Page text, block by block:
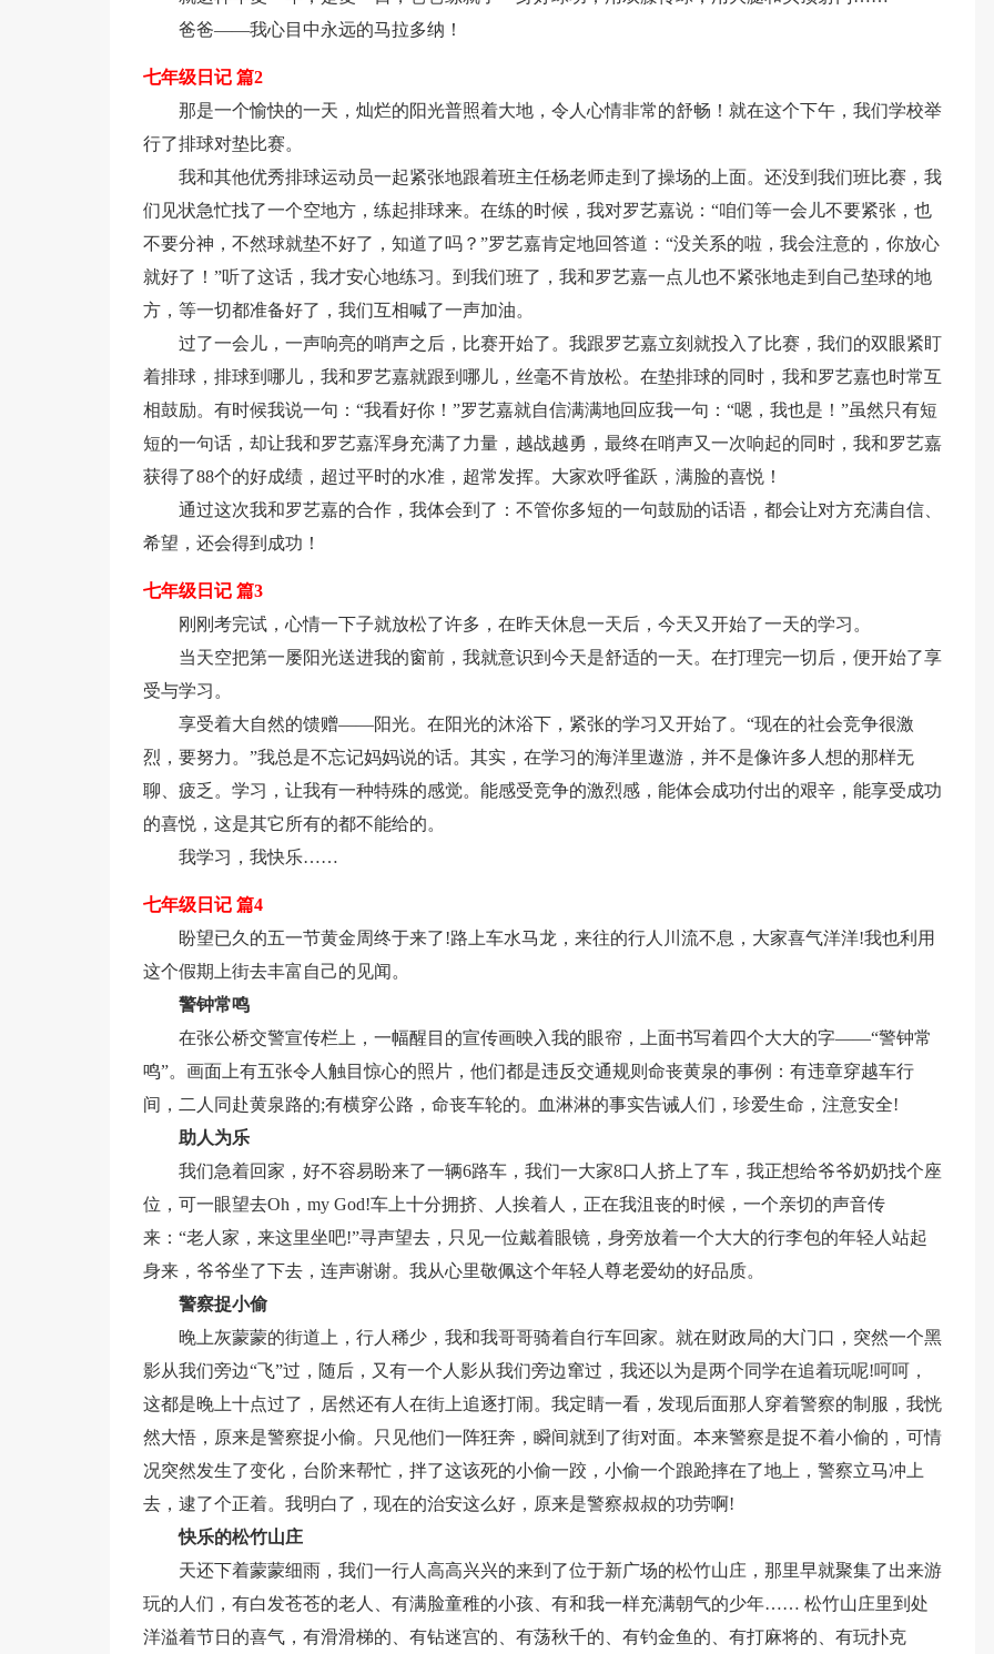
爸爸——我心目中永远的马拉多纳！
七年级日记 篇2
那是一个愉快的一天，灿烂的阳光普照着大地，令人心情非常的舒畅！就在这个下午，我们学校举
行了排球对垫比赛。
我和其他优秀排球运动员一起紧张地跟着班主任杨老师走到了操场的上面。还没到我们班比赛，我
们见状急忙找了一个空地方，练起排球来。在练的时候，我对罗艺嘉说：“咱们等一会儿不要紧张，也
不要分神，不然球就垫不好了，知道了吗？”罗艺嘉肯定地回答道：“没关系的啦，我会注意的，你放心
就好了！”听了这话，我才安心地练习。到我们班了，我和罗艺嘉一点儿也不紧张地走到自己垫球的地
方，等一切都准备好了，我们互相喊了一声加油。
过了一会儿，一声响亮的哨声之后，比赛开始了。我跟罗艺嘉立刻就投入了比赛，我们的双眼紧盯
着排球，排球到哪儿，我和罗艺嘉就跟到哪儿，丝毫不肯放松。在垫排球的同时，我和罗艺嘉也时常互
相鼓励。有时候我说一句：“我看好你！”罗艺嘉就自信满满地回应我一句：“嗯，我也是！”虽然只有短
短的一句话，却让我和罗艺嘉浑身充满了力量，越战越勇，最终在哨声又一次响起的同时，我和罗艺嘉
获得了88个的好成绩，超过平时的水准，超常发挥。大家欢呼雀跃，满脸的喜悦！
通过这次我和罗艺嘉的合作，我体会到了：不管你多短的一句鼓励的话语，都会让对方充满自信、
希望，还会得到成功！
七年级日记 篇3
刚刚考完试，心情一下子就放松了许多，在昨天休息一天后，今天又开始了一天的学习。
当天空把第一屡阳光送进我的窗前，我就意识到今天是舒适的一天。在打理完一切后，便开始了享
受与学习。
享受着大自然的馈赠——阳光。在阳光的沐浴下，紧张的学习又开始了。“现在的社会竞争很激
烈，要努力。”我总是不忘记妈妈说的话。其实，在学习的海洋里遨游，并不是像许多人想的那样无
聊、疲乏。学习，让我有一种特殊的感觉。能感受竞争的激烈感，能体会成功付出的艰辛，能享受成功
的喜悦，这是其它所有的都不能给的。
我学习，我快乐……
七年级日记 篇4
盼望已久的五一节黄金周终于来了!路上车水马龙，来往的行人川流不息，大家喜气洋洋!我也利用
这个假期上街去丰富自己的见闻。
警钟常鸣
在张公桥交警宣传栏上，一幅醒目的宣传画映入我的眼帘，上面书写着四个大大的字——“警钟常
鸣”。画面上有五张令人触目惊心的照片，他们都是违反交通规则命丧黄泉的事例：有违章穿越车行
间，二人同赴黄泉路的;有横穿公路，命丧车轮的。血淋淋的事实告诫人们，珍爱生命，注意安全!
助人为乐
我们急着回家，好不容易盼来了一辆6路车，我们一大家8口人挤上了车，我正想给爷爷奶奶找个座
位，可一眼望去Oh，my God!车上十分拥挤、人挨着人，正在我沮丧的时候，一个亲切的声音传
来：“老人家，来这里坐吧!”寻声望去，只见一位戴着眼镜，身旁放着一个大大的行李包的年轻人站起
身来，爷爷坐了下去，连声谢谢。我从心里敬佩这个年轻人尊老爱幼的好品质。
警察捉小偷
晚上灰蒙蒙的街道上，行人稀少，我和我哥哥骑着自行车回家。就在财政局的大门口，突然一个黑
影从我们旁边“飞”过，随后，又有一个人影从我们旁边窜过，我还以为是两个同学在追着玩呢!呵呵，
这都是晚上十点过了，居然还有人在街上追逐打闹。我定睛一看，发现后面那人穿着警察的制服，我恍
然大悟，原来是警察捉小偷。只见他们一阵狂奔，瞬间就到了街对面。本来警察是捉不着小偷的，可情
况突然发生了变化，台阶来帮忙，拌了这该死的小偷一跤，小偷一个踉跄摔在了地上，警察立马冲上
去，逮了个正着。我明白了，现在的治安这么好，原来是警察叔叔的功劳啊!
快乐的松竹山庄
天还下着蒙蒙细雨，我们一行人高高兴兴的来到了位于新广场的松竹山庄，那里早就聚集了出来游
玩的人们，有白发苍苍的老人、有满脸童稚的小孩、有和我一样充满朝气的少年…… 松竹山庄里到处
洋溢着节日的喜气，有滑滑梯的、有钻迷宫的、有荡秋千的、有钓金鱼的、有打麻将的、有玩扑克